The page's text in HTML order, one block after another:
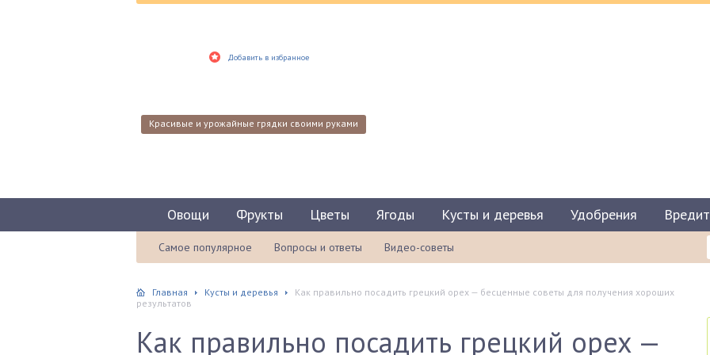
Красивые и урожайные грядки своими руками
Овощи Фрукты Цветы Ягоды Кусты и деревья Удобрения
Самое популярное Вопросы и ответы Видео-советы
Добавить в избранное
Главная Кусты и деревья
Как правильно посадить грецкий орех — бесценные советы для получения хороших
результатов
Как правильно посадить грецкий орех —